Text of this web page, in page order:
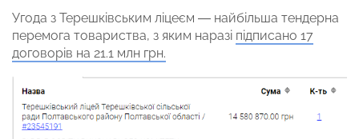
Угода з Терешківським ліцеєм — найбільша тендерна
перемога товариства, з яким наразі підписано 17
договорів на 21.1 млн грн.